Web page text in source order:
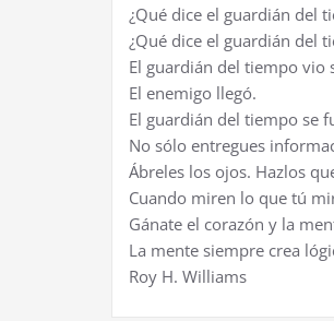
¿Qué dice el guardián del
¿Qué dice el guardián del
El guardián del tiempo vio
El enemigo llegó.
El guardián del tiempo se
No sólo entregues
Ábreles los ojos. Hazlos
Cuando miren lo que tú
Gánate el corazón y la
La mente siempre crea
Roy H. Williams